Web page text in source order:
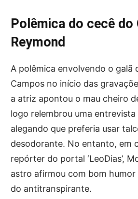
Polêmica do cecê do
Reymond
A polêmica envolvendo o galã
Campos no início das
a atriz apontou o mau cheiro
logo relembrou uma
alegando que preferia usar
desodorante. No entanto, em
repórter do portal ‘LeoDias’,
astro afirmou com bom humor
do antitranspirante.